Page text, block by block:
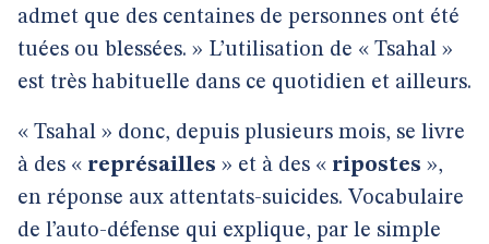
admet que des centaines de personnes ont été
tuées ou blessées. » L’utilisation de « Tsahal »
est très habituelle dans ce quotidien et ailleurs.
« Tsahal » donc, depuis plusieurs mois, se livre
à des « représailles » et à des « ripostes »,
en réponse aux attentats-suicides. Vocabulaire
de l’auto-défense qui explique, par le simple